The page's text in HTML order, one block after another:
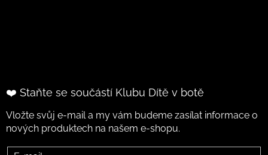
❤️ Staňte se součástí Klubu Dítě v botě
Vložte svůj e-mail a my vám budeme zasílat informace o
nových produktech na našem e-shopu.